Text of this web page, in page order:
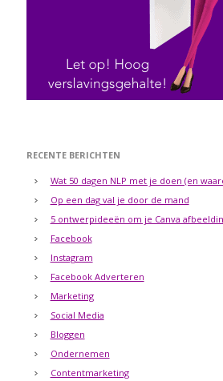
RECENTE BERICHTEN
Wat 50 dagen NLP met je doen (en
Op een dag val je door de mand
5 ontwerpideeën om je Canva
Facebook
Instagram
Facebook Adverteren
Marketing
Social Media
Bloggen
Ondernemen
Contentmarketing